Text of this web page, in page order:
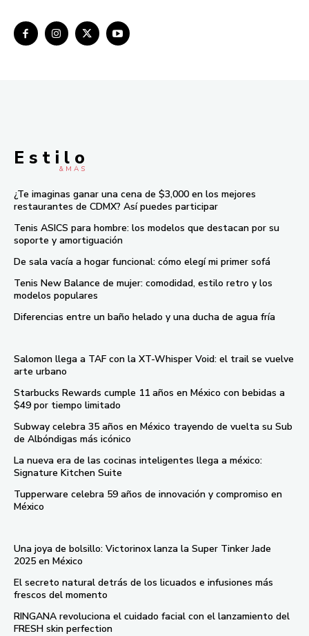
E s t i l o
& M À S
¿Te imaginas ganar una cena de $3,000 en los mejores
restaurantes de CDMX? Así puedes participar
Tenis ASICS para hombre: los modelos que destacan por su
soporte y amortiguación
De sala vacía a hogar funcional: cómo elegí mi primer sofá
Tenis New Balance de mujer: comodidad, estilo retro y los
modelos populares
Diferencias entre un baño helado y una ducha de agua fría
Salomon llega a TAF con la XT-Whisper Void: el trail se vuelve
arte urbano
Starbucks Rewards cumple 11 años en México con bebidas a
$49 por tiempo limitado
Subway celebra 35 años en México trayendo de vuelta su Sub
de Albóndigas más icónico
La nueva era de las cocinas inteligentes llega a méxico:
Signature Kitchen Suite
Tupperware celebra 59 años de innovación y compromiso en
México
Una joya de bolsillo: Victorinox lanza la Super Tinker Jade
2025 en México
El secreto natural detrás de los licuados e infusiones más
frescos del momento
RINGANA revoluciona el cuidado facial con el lanzamiento del
FRESH skin perfection